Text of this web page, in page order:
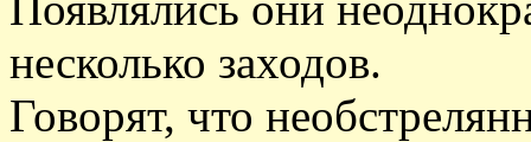
несколько заходов.
Говорят, что